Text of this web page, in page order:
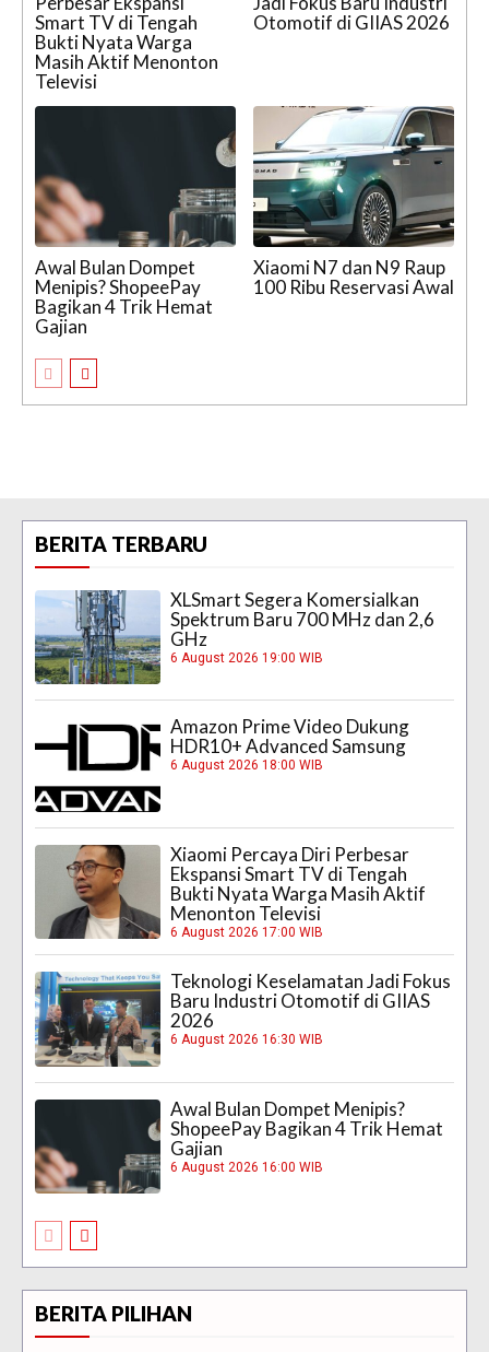
Smart TV di Tengah
Bukti Nyata Warga
Masih Aktif Menonton
Televisi
Otomotif di GIIAS 2026
Awal Bulan Dompet
Menipis? ShopeePay
Bagikan 4 Trik Hemat
Gajian
Xiaomi N7 dan N9 Raup
100 Ribu Reservasi Awal
BERITA TERBARU
XLSmart Segera Komersialkan
Spektrum Baru 700 MHz dan 2,6
GHz
6 August 2026 19:00 WIB
Amazon Prime Video Dukung
HDR10+ Advanced Samsung
6 August 2026 18:00 WIB
Xiaomi Percaya Diri Perbesar
Ekspansi Smart TV di Tengah
Bukti Nyata Warga Masih Aktif
Menonton Televisi
6 August 2026 17:00 WIB
Teknologi Keselamatan Jadi Fokus
Baru Industri Otomotif di GIIAS
2026
6 August 2026 16:30 WIB
Awal Bulan Dompet Menipis?
ShopeePay Bagikan 4 Trik Hemat
Gajian
6 August 2026 16:00 WIB
BERITA PILIHAN